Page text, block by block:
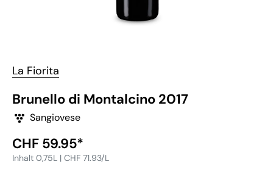
La Fiorita
Brunello di Montalcino 2017
Sangiovese
Sonderpreis
CHF 59.95*
Inhalt 0,75L | CHF 71.93/L